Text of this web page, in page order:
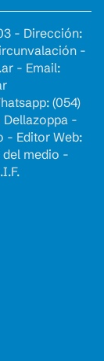
- Dirección:
-
- Email:
(054)
Dellazoppa -
- Editor Web:
medio -